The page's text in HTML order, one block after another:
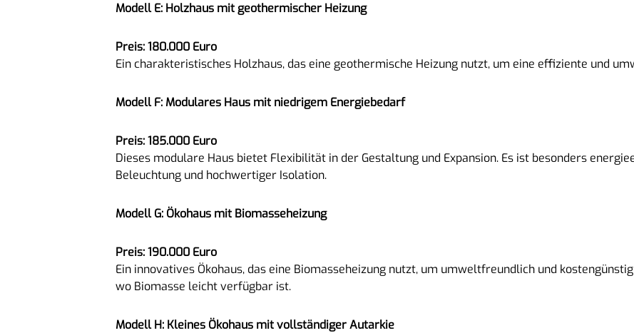
Modell E: Holzhaus mit geothermischer Heizung
Preis: 180.000 Euro
Ein charakteristisches Holzhaus, das eine geothermische Heizung nutzt, um eine effiziente und
Modell F: Modulares Haus mit niedrigem Energiebedarf
Preis: 185.000 Euro
Dieses modulare Haus bietet Flexibilität in der Gestaltung und Expansion. Es ist besonders
Beleuchtung und hochwertiger Isolation.
Modell G: Ökohaus mit Biomasseheizung
Preis: 190.000 Euro
Ein innovatives Ökohaus, das eine Biomasseheizung nutzt, um umweltfreundlich und
wo Biomasse leicht verfügbar ist.
Modell H: Kleines Ökohaus mit vollständiger Autarkie